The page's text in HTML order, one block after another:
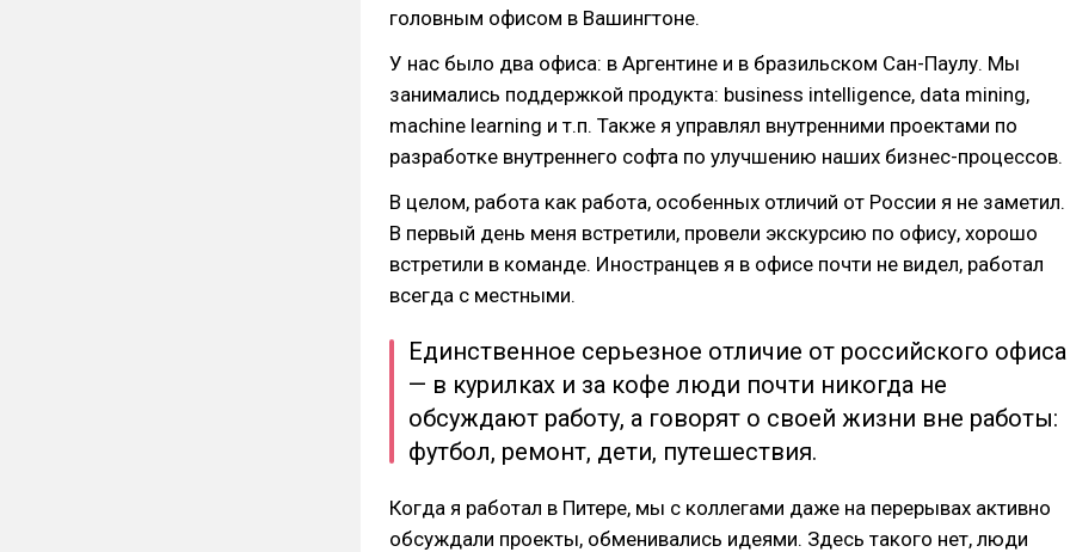
головным офисом в Вашингтоне.
У нас было два офиса: в Аргентине и в бразильском Сан-Паулу. Мы
занимались поддержкой продукта: business intelligence, data mining,
machine learning и т.п. Также я управлял внутренними проектами по
разработке внутреннего софта по улучшению наших бизнес-процессов.
В целом, работа как работа, особенных отличий от России я не заметил.
В первый день меня встретили, провели экскурсию по офису, хорошо
встретили в команде. Иностранцев я в офисе почти не видел, работал
всегда с местными.
Единственное серьезное отличие от российского офиса
— в курилках и за кофе люди почти никогда не
обсуждают работу, а говорят о своей жизни вне работы:
футбол, ремонт, дети, путешествия.
Когда я работал в Питере, мы с коллегами даже на перерывах активно
обсуждали проекты, обменивались идеями. Здесь такого нет, люди